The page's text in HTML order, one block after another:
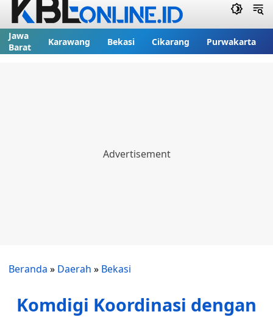
Jawa
Barat
Karawang Bekasi Cikarang Purwakarta
Beranda » Daerah » Bekasi
Komdigi Koordinasi dengan